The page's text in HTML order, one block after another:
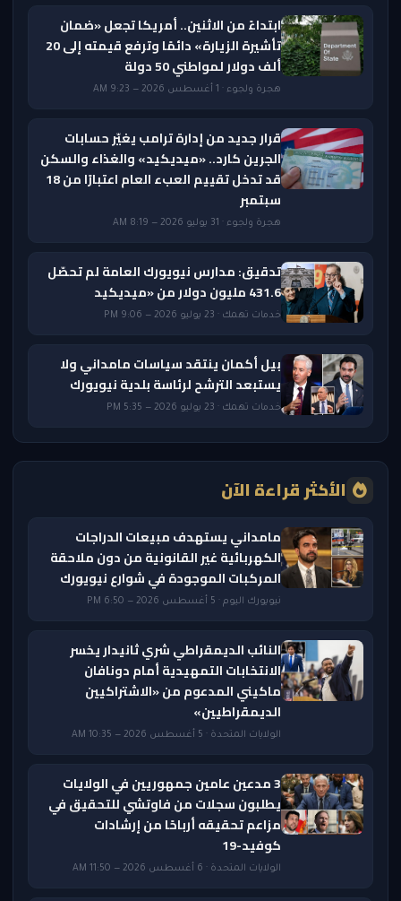
ابتداءً من الاثنين.. أمريكا تجعل «ضمان
تأشيرة الزيارة» دائمًا وترفع قيمته إلى 20
ألف دولار لمواطني 50 دولة
هجرة ولجوء · 1 أغسطس 2026 — 9:23 AM
قرار جديد من إدارة ترامب يغيّر حسابات
الجرين كارد.. «ميديكيد» والغذاء والسكن
قد تدخل تقييم العبء العام اعتبارًا من 18
سبتمبر
هجرة ولجوء · 31 يوليو 2026 — 8:19 AM
تدقيق: مدارس نيويورك العامة لم تحصّل
431.6 مليون دولار من «ميديكيد
خدمات تهمك · 23 يوليو 2026 — 9:06 PM
بيل أكمان ينتقد سياسات مامداني ولا
يستبعد الترشح لرئاسة بلدية نيويورك
خدمات تهمك · 23 يوليو 2026 — 5:35 PM
الأكثر قراءة الآن
مامداني يستهدف مبيعات الدراجات
الكهربائية غير القانونية من دون ملاحقة
المركبات الموجودة في شوارع نيويورك
نيويورك اليوم · 5 أغسطس 2026 — 6:50 PM
النائب الديمقراطي شري ثانيدار يخسر
الانتخابات التمهيدية أمام دونافان
ماكيني المدعوم من «الاشتراكيين
الديمقراطيين»
الولايات المتحدة · 5 أغسطس 2026 — 10:35 AM
3 مدعين عامين جمهوريين في الولايات
يطلبون سجلات من فاوتشي للتحقيق في
مزاعم تحقيقه أرباحًا من إرشادات
كوفيد-19
الولايات المتحدة · 6 أغسطس 2026 — 11:50 AM